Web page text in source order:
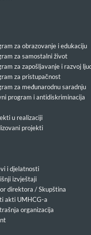
za obrazovanje i edukaciju
za samostalni život
za zapošljavanje i razvoj
za pristupačnost
za međunarodnu saradnju
program i antidiskriminacija
u realizaciji
projekti
i djelatnosti
izvještaji
direktora / Skupština
akti UMHCG-a
organizacija